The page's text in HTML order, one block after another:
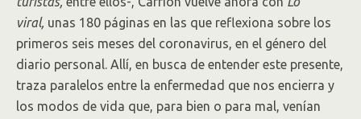
viral, unas 180 páginas en las que reflexiona sobre los
primeros seis meses del coronavirus, en el género del
diario personal. Allí, en busca de entender este presente,
traza paralelos entre la enfermedad que nos encierra y
los modos de vida que, para bien o para mal, venían